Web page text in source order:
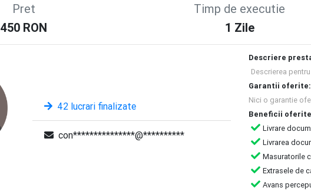
Pret
450 RON
Timp de executie
1 Zile
42 lucrari finalizate
con***************@**********
Descriere
Descrierea
Garantii oferite:
Nici o garantie
Beneficii
Livrare
Livrarea
Masuratorile
Extrasele de
Avans